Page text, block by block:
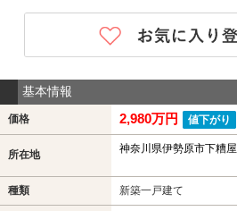
基本情報
価格 2,980万円 値下がり
所在地 神奈川県伊勢原市下糟屋
種類 新築一戸建て